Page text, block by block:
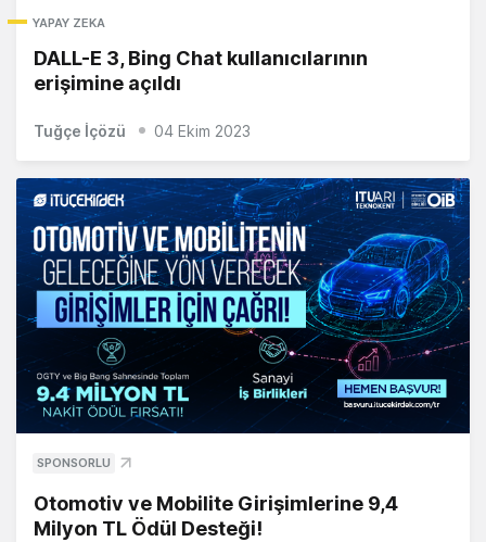
YAPAY ZEKA
DALL-E 3, Bing Chat kullanıcılarının
erişimine açıldı
Tuğçe İçözü 04 Ekim 2023
SPONSORLU
Otomotiv ve Mobilite Girişimlerine 9,4
Milyon TL Ödül Desteği!